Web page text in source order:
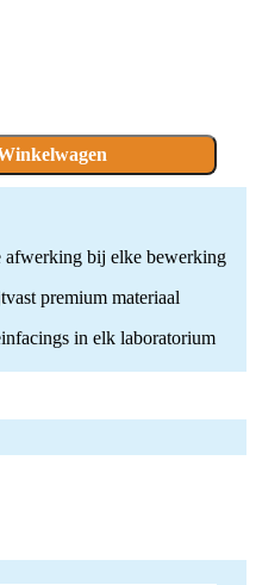
afwerking bij elke bewerking
premium materiaal
in elk laboratorium